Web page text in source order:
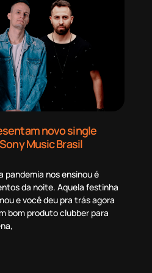
novo single
Music Brasil
pandemia nos ensinou é
da noite. Aquela festinha
e você deu pra trás agora
bom produto clubber para